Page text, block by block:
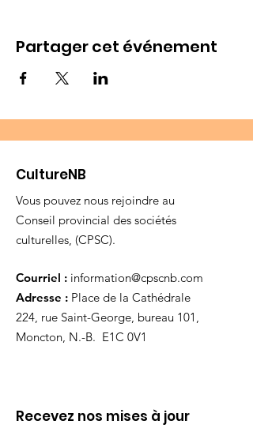
Partager cet événement
CultureNB
Vous pouvez nous rejoindre au
Conseil provincial des sociétés
culturelles, (CPSC).
Courriel : information@cpscnb.com
Adresse : Place de la Cathédrale
224, rue Saint-George, bureau 101,
Moncton, N.-B. E1C 0V1
Recevez nos mises à jour